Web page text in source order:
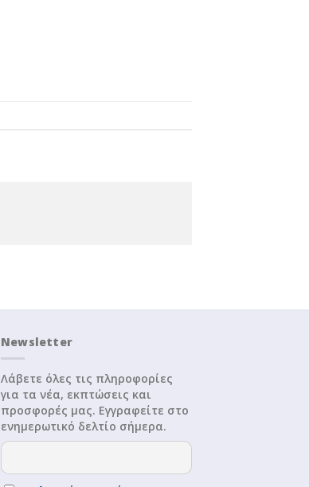
Newsletter
Λάβετε όλες τις πληροφορίες
για τα νέα, εκπτώσεις και
προσφορές μας. Εγγραφείτε στο
ενημερωτικό δελτίο σήμερα.